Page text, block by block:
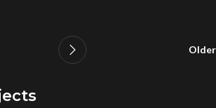
Older